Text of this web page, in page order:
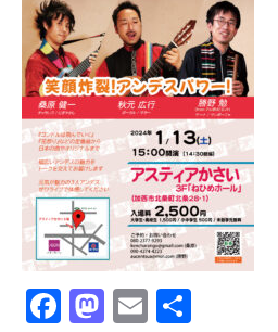
Facebook
Mastodon
Email